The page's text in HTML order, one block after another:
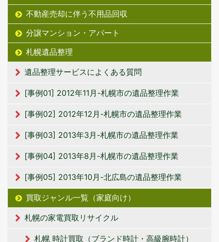
不動産売却に伴う不用品回収
分譲マンション・アパート
札幌遺品整理
遺品整理サービスによくある質問
[事例01] 2012年11月-札幌市の遺品整理作業
[事例02] 2012年12月-札幌市の遺品整理作業
[事例03] 2013年3月-札幌市の遺品整理作業
[事例04] 2013年8月-札幌市の遺品整理作業
[事例05] 2013年10月-北広島の遺品整理作業
買取ジャンル一覧（家庭向け）
札幌の家電買取リサイクル
札幌 時計買取（ブランド時計・高級腕時計）